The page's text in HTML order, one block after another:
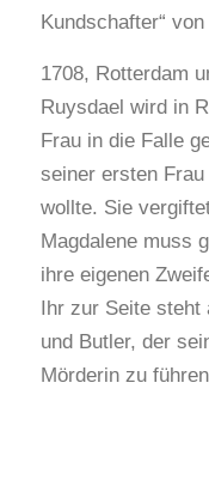
Kundschafter“
1708, Rotterdam
Ruysdael wird in
Frau in die Falle
seiner ersten
wollte. Sie
Magdalene muss
ihre eigenen
Ihr zur Seite steht
und Butler, der
Mörderin zu